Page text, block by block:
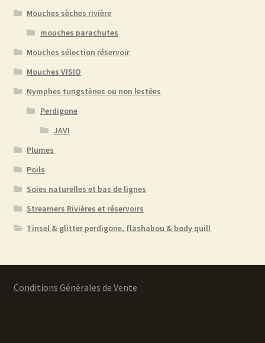
Mouches sèches rivière
mouches parachutes
Mouches sélection réservoir
Mouches VISIO
Nymphes tungstènes ou non lestées
Perdigone
JAVI
Plumes
Poils
Soies naturelles et bas de lignes
Streamers Rivières et réservoirs
Tinsel & glitter perdigone, flashabou & body quill
Conditions Générales de Vente